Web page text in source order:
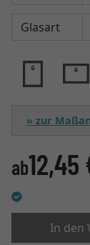
Glasart
» zur
ab12,45
In den